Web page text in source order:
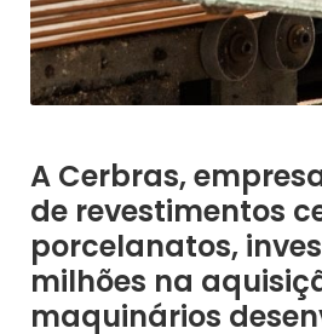
A Cerbras,
de revestimentos
porcelanatos,
milhões na
maquinários